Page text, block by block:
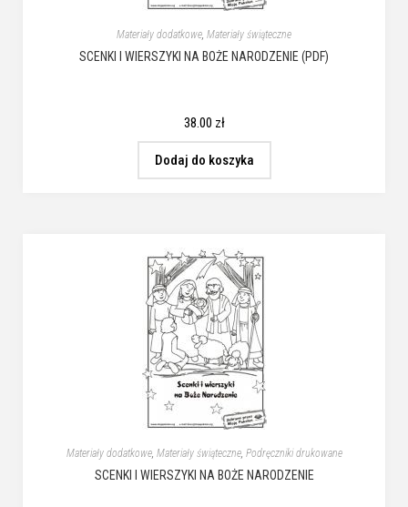
Materiały dodatkowe, Materiały świąteczne
SCENKI I WIERSZYKI NA BOŻE NARODZENIE (PDF)
38.00 zł
Dodaj do koszyka
Materiały dodatkowe, Materiały świąteczne, Podręczniki drukowane
SCENKI I WIERSZYKI NA BOŻE NARODZENIE